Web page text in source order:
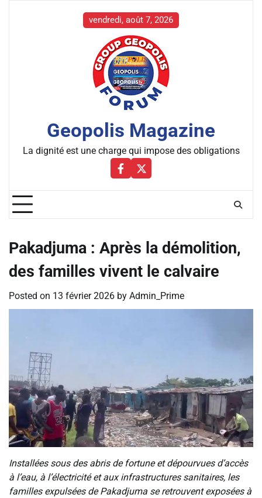
vendredi, août 7, 2026
Geopolis Magazine
La dignité est une charge qui impose des obligations
Facebbok
X
Pakadjuma : Après la démolition,
des familles vivent le calvaire
Posted on 13 février 2026 by Admin_Prime
Installées sous des abris de fortune et dépourvues d’accès
à l’eau, à l’électricité et aux infrastructures sanitaires, les
familles expulsées de Pakadjuma se retrouvent exposées à